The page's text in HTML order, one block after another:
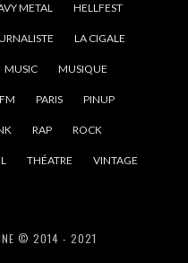
METAL HELLFEST
LA CIGALE
MUSIC MUSIQUE
PARIS PINUP
RAP ROCK
THÉATRE VINTAGE
© 2014 - 2021